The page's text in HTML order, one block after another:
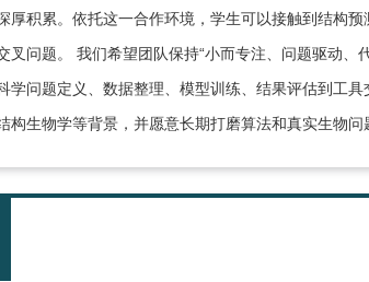
厚积累。依托这一合作环境，学生可以接触到结构
叉问题。 我们希望团队保持“小而专注、问题驱动、
学问题定义、数据整理、模型训练、结果评估到工
构生物学等背景，并愿意长期打磨算法和真实生物问